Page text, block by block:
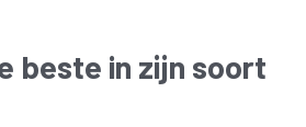
beste in zijn soort